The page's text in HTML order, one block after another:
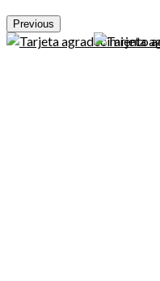
Previous